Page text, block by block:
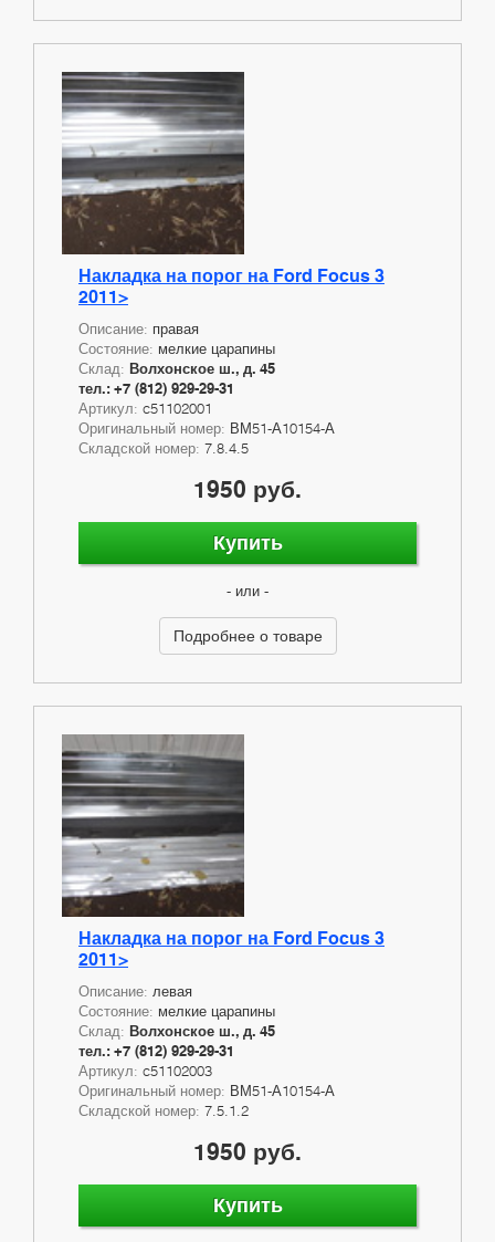
Накладка на порог на Ford Focus 3
2011>
Описание: правая
Состояние: мелкие царапины
Склад: Волхонское ш., д. 45
тел.: +7 (812) 929-29-31
Артикул: c51102001
Оригинальный номер: ВМ51-А10154-А
Складской номер: 7.8.4.5
1950 руб.
Купить
- или -
Подробнее о товаре
Накладка на порог на Ford Focus 3
2011>
Описание: левая
Состояние: мелкие царапины
Склад: Волхонское ш., д. 45
тел.: +7 (812) 929-29-31
Артикул: c51102003
Оригинальный номер: ВМ51-А10154-А
Складской номер: 7.5.1.2
1950 руб.
Купить